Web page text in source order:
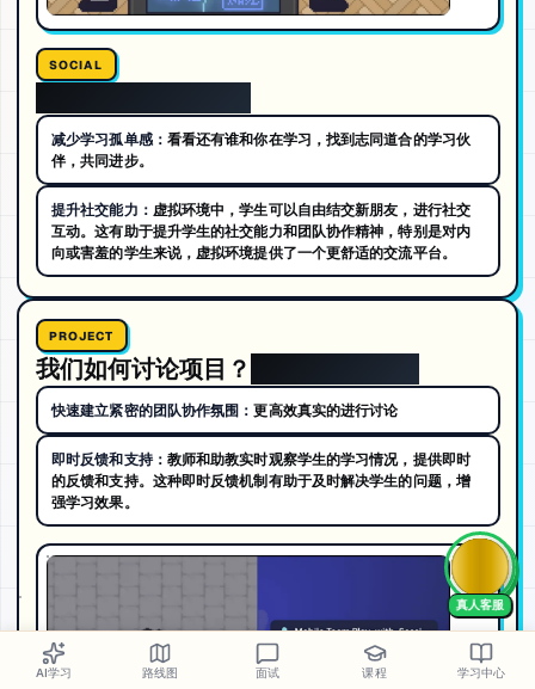
SOCIAL
减少学习孤单感： 看看还有谁和你在学习，找到志同道合的学习伙
伴，共同进步。
提升社交能力： 虚拟环境中，学生可以自由结交新朋友，进行社交
互动。这有助于提升学生的社交能力和团队协作精神，特别是对内
向或害羞的学生来说，虚拟环境提供了一个更舒适的交流平台。
PROJECT
我们如何讨论项目？
快速建立紧密的团队协作氛围：更高效真实的进行讨论
即时反馈和支持： 教师和助教实时观察学生的学习情况，提供即时
的反馈和支持。这种即时反馈机制有助于及时解决学生的问题，增
强学习效果。
AI学习 路线图 面试 课程 学习中心